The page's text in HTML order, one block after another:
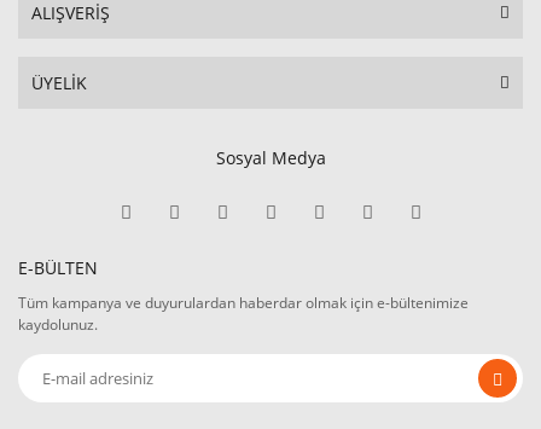
ALIŞVERİŞ
ÜYELİK
Sosyal Medya
E-BÜLTEN
Tüm kampanya ve duyurulardan haberdar olmak için e-bültenimize
kaydolunuz.